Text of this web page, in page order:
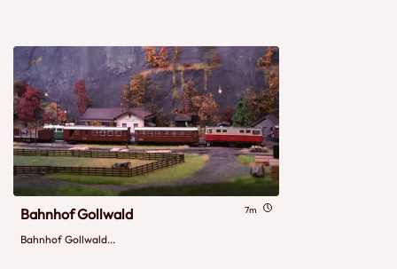
Bahnhof Gollwald 7m
Bahnhof Gollwald...